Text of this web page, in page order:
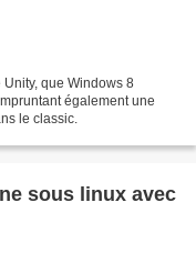
que Windows 8
également une
le classic.
sous linux avec